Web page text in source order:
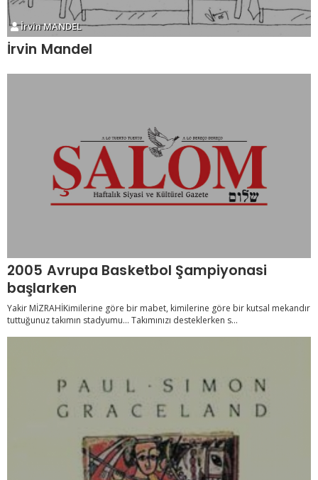
İrvin MANDEL
İrvin Mandel
2005 Avrupa Basketbol Şampiyonasi
başlarken
Yakir MİZRAHİKimilerine göre bir mabet, kimilerine göre bir kutsal mekandır
tuttuğunuz takımın stadyumu… Takımınızı desteklerken s...